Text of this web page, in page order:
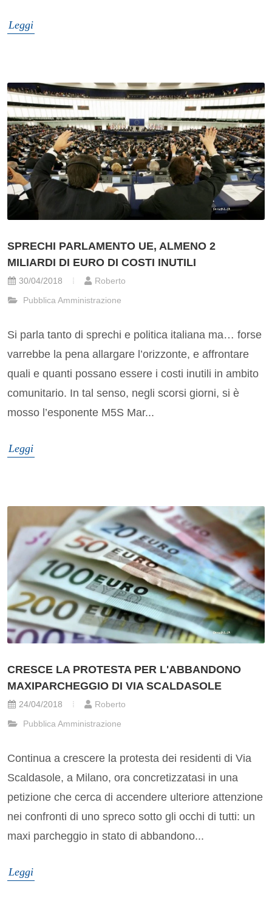
Leggi
SPRECHI PARLAMENTO UE, ALMENO 2
MILIARDI DI EURO DI COSTI INUTILI
30/04/2018
Roberto
Pubblica Amministrazione
Si parla tanto di sprechi e politica italiana ma… forse
varrebbe la pena allargare l’orizzonte, e affrontare
quali e quanti possano essere i costi inutili in ambito
comunitario. In tal senso, negli scorsi giorni, si è
mosso l’esponente M5S Mar...
Leggi
CRESCE LA PROTESTA PER L'ABBANDONO
MAXIPARCHEGGIO DI VIA SCALDASOLE
24/04/2018
Roberto
Pubblica Amministrazione
Continua a crescere la protesta dei residenti di Via
Scaldasole, a Milano, ora concretizzatasi in una
petizione che cerca di accendere ulteriore attenzione
nei confronti di uno spreco sotto gli occhi di tutti: un
maxi parcheggio in stato di abbandono...
Leggi